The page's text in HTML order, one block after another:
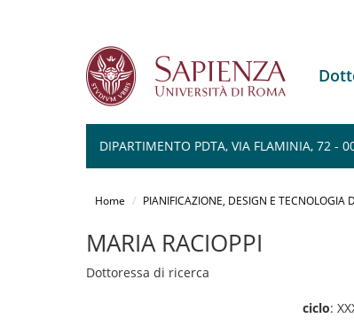
DIPARTIMENTO PDTA, VIA FLAMINIA, 72 -
Home PIANIFICAZIONE, DESIGN E TECNOLOGIA
MARIA RACIOPPI
Dottoressa di ricerca
ciclo: